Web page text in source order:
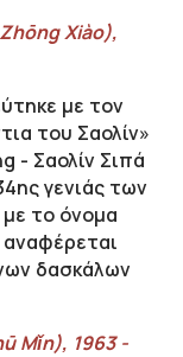
ΖhōngΧiào),
με τον
του Σαολίν»
- Σαολίν Σιπά
γενιάς των
με το όνομα
δασκάλων
Mǐn), 1963 -